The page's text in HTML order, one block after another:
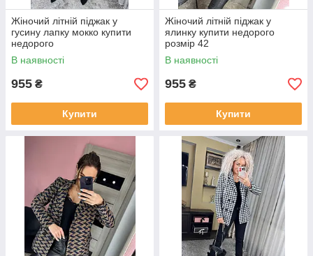
Жіночий літній піджак у
гусину лапку мокко купити
недорого
В наявності
955 ₴
Купити
Жіночий літній піджак у
ялинку купити недорого
розмір 42
В наявності
955 ₴
Купити